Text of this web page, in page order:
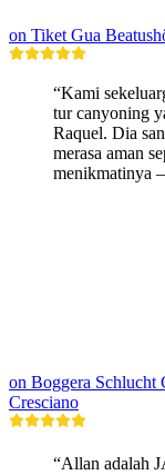
on Tiket Gua
“Kami
tur canyoning
Raquel. Dia
merasa aman
menikmatinya
on Boggera Schlucht
Cresciano
“Allan adalah